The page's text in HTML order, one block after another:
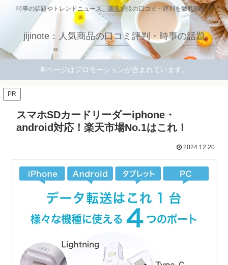
時事の話題やトレンドニュース、楽天通販の口コミ・評判を徹底解説！
jijinote：人気商品の口コミ評判・時事の話題
本ページはプロモーションが含まれています。
PR
スマホSDカードリーダーiphone・
android対応！楽天市場No.1はこれ！
2024.12.20